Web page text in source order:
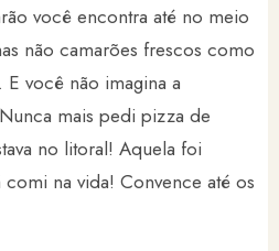
você encontra até no meio
não camarões frescos como
você não imagina a
mais pedi pizza de
no litoral! Aquela foi
na vida! Convence até os